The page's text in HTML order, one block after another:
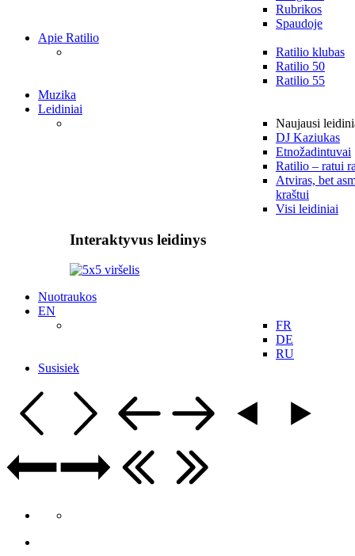
Rubrikos
Spaudoje
Apie Ratilio
Ratilio klubas
Ratilio 50
Ratilio 55
Muzika
Leidiniai
Naujausi
DJ Kaziukas
Etnožadintuvai
Ratilio – ratui
Atviras, bet
kraštui
Visi leidiniai
Interaktyvus leidinys
Nuotraukos
EN
FR
DE
RU
Susisiek